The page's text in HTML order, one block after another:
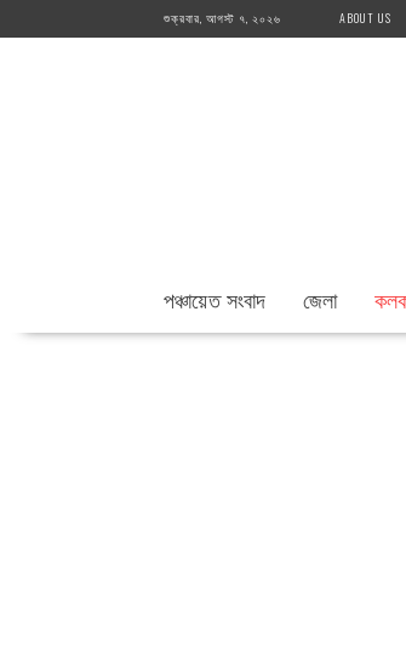
to
শুক্রবার, আগস্ট ৭, ২০২৬ ABOUT US
পঞ্চায়েত সংবাদ জেলা